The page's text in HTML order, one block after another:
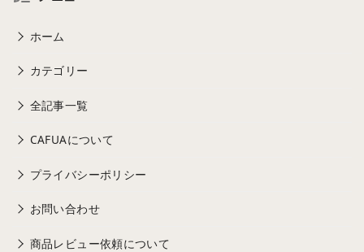
ホーム
カテゴリー
全記事一覧
CAFUAについて
プライバシーポリシー
お問い合わせ
商品レビュー依頼について